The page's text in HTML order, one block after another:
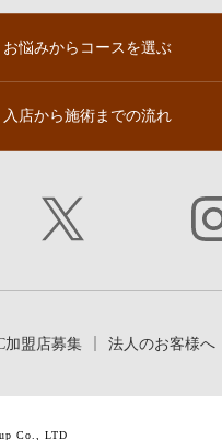
お悩みからコースを選ぶ
入店から施術までの流れ
加盟店募集 法人のお客様へ
Co., LTD